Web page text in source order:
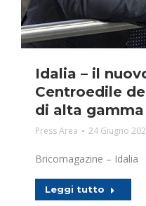
Idalia – il
Centroedile
di alta gamma
Press Area 24 Giugno
Bricomagazine – Idalia
Leggi tutto